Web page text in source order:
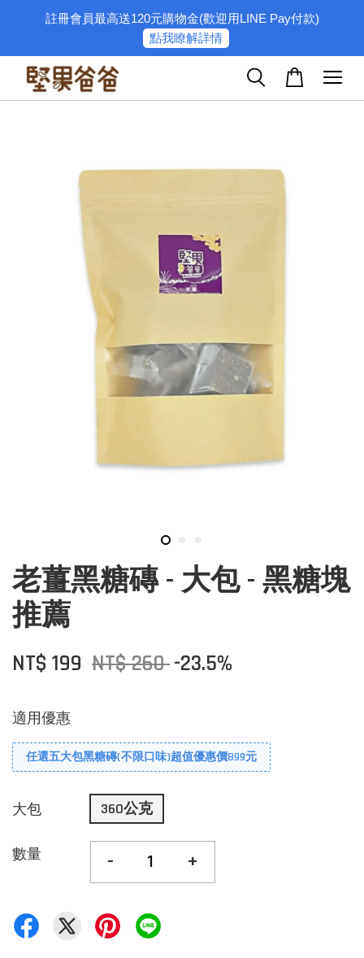
註冊會員最高送120元購物金(歡迎用LINE Pay付款)
點我瞭解詳情
老薑黑糖磚 - 大包 - 黑糖塊
推薦
NT$ 199 NT$ 260-23.5%
適用優惠
任選五大包黑糖磚(不限口味)超值優惠價899元
大包 360公克
數量 - +